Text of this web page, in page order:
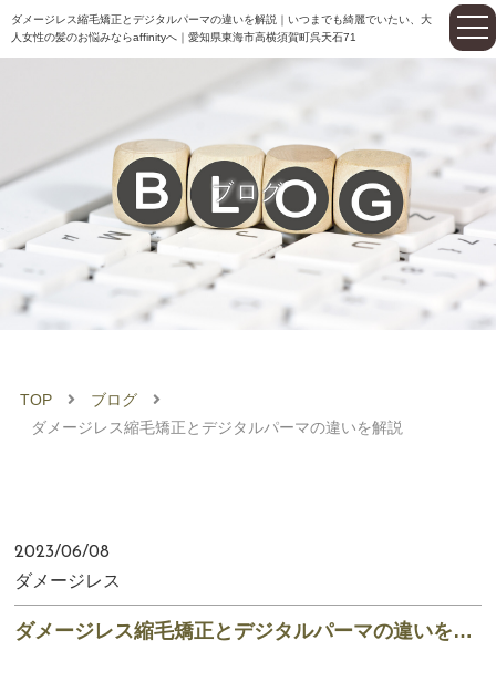
ダメージレス縮毛矯正とデジタルパーマの違いを解説｜いつまでも綺麗でいたい、大
人女性の髪のお悩みならaffinityへ｜愛知県東海市高横須賀町呉天石71
ブログ
TOP
ブログ
ダメージレス縮毛矯正とデジタルパーマの違いを解説
2023/06/08
ダメージレス
ダメージレス縮毛矯正とデジタルパーマの違いを解説